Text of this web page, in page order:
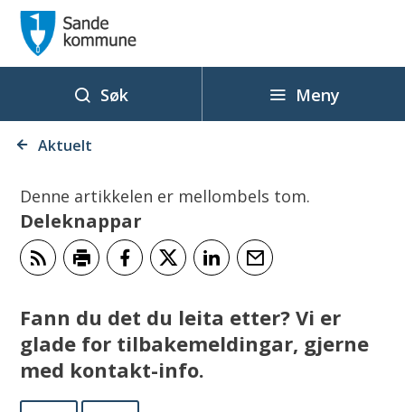
a
n
e
m
m
u
n
Søk Meny
Du Aktuelt
Denne artikkelen er mellombels tom.
Deleknappar
Fann du det du leita etter? Vi er
glade for tilbakemeldingar, gjerne
med kontakt-info.